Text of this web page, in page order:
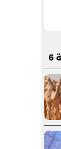
الأغذية يؤهل 90 طالبًا من جامعة 6